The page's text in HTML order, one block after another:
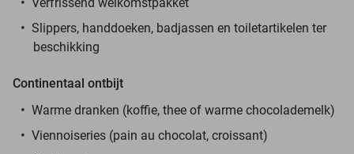
Slippers, handdoeken, badjassen en toiletartikelen ter
beschikking
Continentaal ontbijt
Warme dranken (koffie, thee of warme chocolademelk)
Viennoiseries (pain au chocolat, croissant)